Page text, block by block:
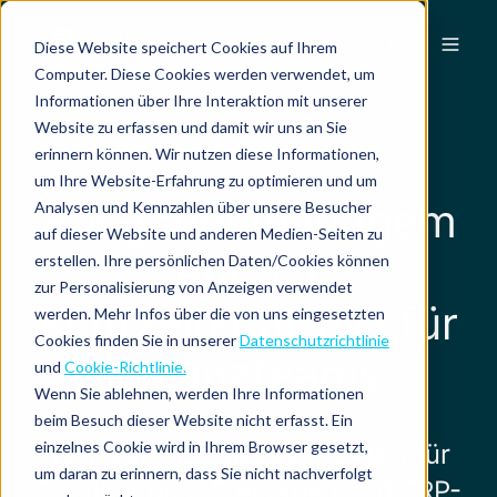
Diese Website speichert Cookies auf Ihrem
Computer. Diese Cookies werden verwendet, um
Informationen über Ihre Interaktion mit unserer
Website zu erfassen und damit wir uns an Sie
erinnern können. Wir nutzen diese Informationen,
um Ihre Website-Erfahrung zu optimieren und um
Analysen und Kennzahlen über unsere Besucher
auf dieser Website und anderen Medien-Seiten zu
erstellen. Ihre persönlichen Daten/Cookies können
zur Personalisierung von Anzeigen verwendet
werden. Mehr Infos über die von uns eingesetzten
Cookies finden Sie in unsererDatenschutzrichtlinie
und Cookie-Richtlinie.
Wenn Sie ablehnen, werden Ihre Informationen
beim Besuch dieser Website nicht erfasst. Ein
einzelnes Cookie wird in Ihrem Browser gesetzt,
um daran zu erinnern, dass Sie nicht nachverfolgt
AUSGABENMANAGEMENT
Ausgabenmanagem
ent mit
Echtzeitkontrolle für
Finanzteams
Verlässliche Ausgabendaten für
Buchhaltung, Freigaben und ERP-